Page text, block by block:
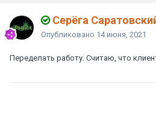
Серёга
Опубликовано 14 июня, 2021
Переделать работу. Считаю, что